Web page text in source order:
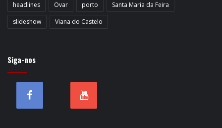
headlines
Ovar porto
Santa Maria da Feira
slideshow
Viana do Castelo
Siga-nos